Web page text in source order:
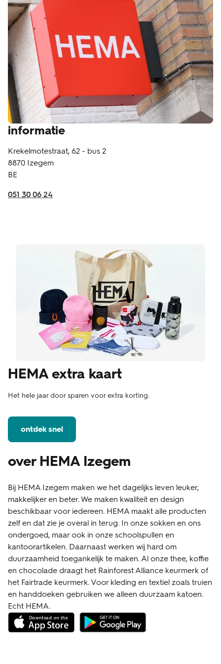
informatie
Krekelmotestraat, 62 - bus 2
8870 Izegem
BE
051 30 06 24
HEMA extra kaart
Het hele jaar door sparen voor extra korting.
ontdek snel
over HEMA Izegem
Bij HEMA Izegem maken we het dagelijks leven leuker,
makkelijker en beter. We maken kwaliteit en design
beschikbaar voor iedereen. HEMA maakt alle producten
zelf en dat zie je overal in terug. In onze sokken en ons
ondergoed, maar ook in onze schoolspullen en
kantoorartikelen. Daarnaast werken wij hard om
duurzaamheid toegankelijk te maken. Al onze thee, koffie
en chocolade draagt het Rainforest Alliance keurmerk of
het Fairtrade keurmerk. Voor kleding en textiel zoals truien
en handdoeken gebruiken we alleen duurzaam katoen.
Echt HEMA.